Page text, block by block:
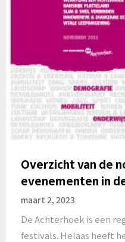
Overzicht van de
evenementen in
maart 2, 2023
De Achterhoek is een
festivals. Helaas heeft